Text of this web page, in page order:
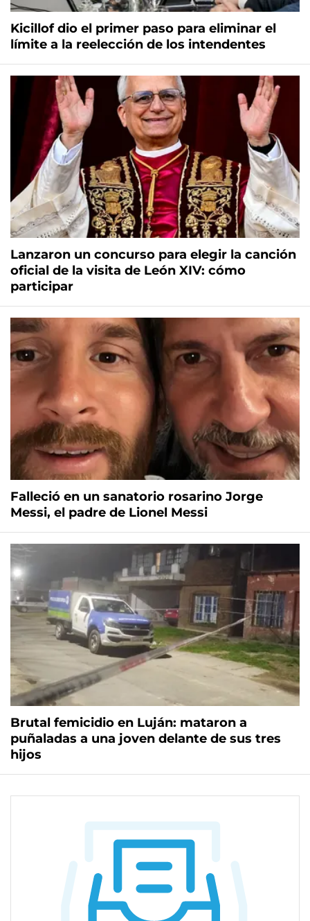
Kicillof dio el primer paso para eliminar el
límite a la reelección de los intendentes
Lanzaron un concurso para elegir la canción
oficial de la visita de León XIV: cómo
participar
Falleció en un sanatorio rosarino Jorge
Messi, el padre de Lionel Messi
Brutal femicidio en Luján: mataron a
puñaladas a una joven delante de sus tres
hijos